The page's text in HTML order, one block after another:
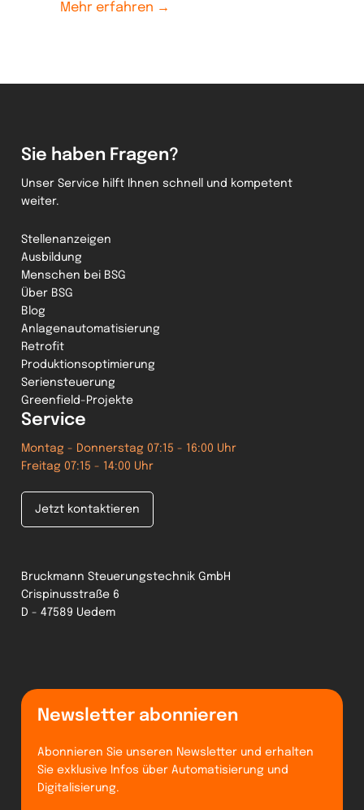
Mehr erfahren →
Sie haben Fragen?
Unser Service hilft Ihnen schnell und kompetent
weiter.
Stellenanzeigen
Ausbildung
Menschen bei BSG
Über BSG
Blog
Anlagenautomatisierung
Retrofit
Produktionsoptimierung
Seriensteuerung
Greenfield-Projekte
Service
Montag - Donnerstag 07:15 - 16:00 Uhr
Freitag 07:15 - 14:00 Uhr
Jetzt kontaktieren
Bruckmann Steuerungstechnik GmbH
Crispinusstraße 6
D - 47589 Uedem
Newsletter abonnieren
Abonnieren Sie unseren Newsletter und erhalten
Sie exklusive Infos über Automatisierung und
Digitalisierung.